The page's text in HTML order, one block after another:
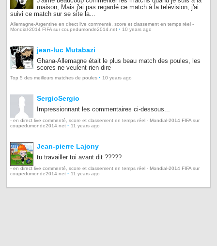
maison, Mais j'ai pas regardé ce match à la telévision, j'ai
suivi ce match sur se site la...
Allemagne-Argentine en direct live commenté, score et classement en temps réel -
Mondial-2014 FIFA sur coupedumonde2014.net · 10 years ago
jean-luc Mutabazi
Ghana-Allemagne était le plus beau match des poules, les
scores ne veulent rien dire
Top 5 des meilleurs matches de poules · 10 years ago
SergioSergio
Impressionnant les commentaires ci-dessous...
- en direct live commenté, score et classement en temps réel - Mondial-2014 FIFA sur
coupedumonde2014.net · 11 years ago
Jean-pierre Lajony
tu travailler toi avant dit ?????
- en direct live commenté, score et classement en temps réel - Mondial-2014 FIFA sur
coupedumonde2014.net · 11 years ago